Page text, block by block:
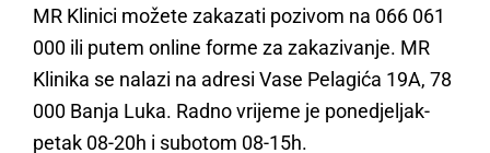
MR Klinici možete zakazati pozivom na 066 061
000 ili putem online forme za zakazivanje. MR
Klinika se nalazi na adresi Vase Pelagića 19A, 78
000 Banja Luka. Radno vrijeme je ponedjeljak-
petak 08-20h i subotom 08-15h.